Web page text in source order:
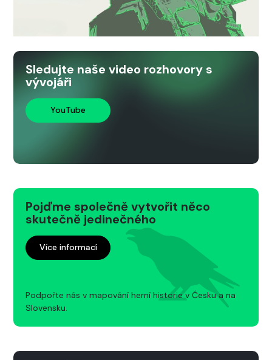
Sledujte naše video rozhovory s
vývojáři
YouTube
Pojďme společně vytvořit něco
skutečně jedinečného
Více informací
Podpořte nás v mapování herní historie v Česku a na
Slovensku.